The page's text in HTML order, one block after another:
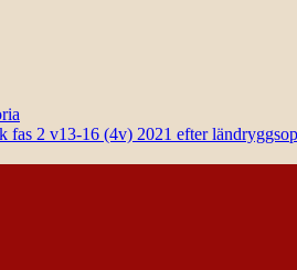
fas 2 v13-16 (4v) 2021 efter